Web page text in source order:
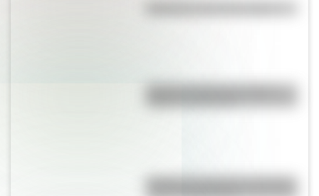
Bandera de Bolivia: historia,
Bandera de Santa Cruz: historia,